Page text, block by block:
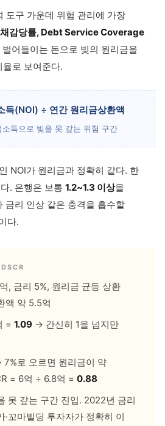
도구 가운데 위험 관리에 가장
감당률, Debt Service Coverage
어들이는 돈으로 빚의 원리금을
로 보여준다.
득(NOI) ÷ 연간 원리금상환액
소득으로 빚을 못 갚는 위험 구간
NOI가 원리금과 정확히 같다. 한
. 은행은 보통 1.2~1.3 이상을
금리 인상 같은 충격을 흡수할
다.
, 금리 5%, 원리금 균등 상환
액 약 5.5억
= 1.09 → 간신히 1을 넘지만
로 오르면 원리금이 약
= 6억 ÷ 6.8억 = 0.88
못 갚는 구간 진입. 2022년 금리
·꼬마빌딩 투자자가 정확히 이